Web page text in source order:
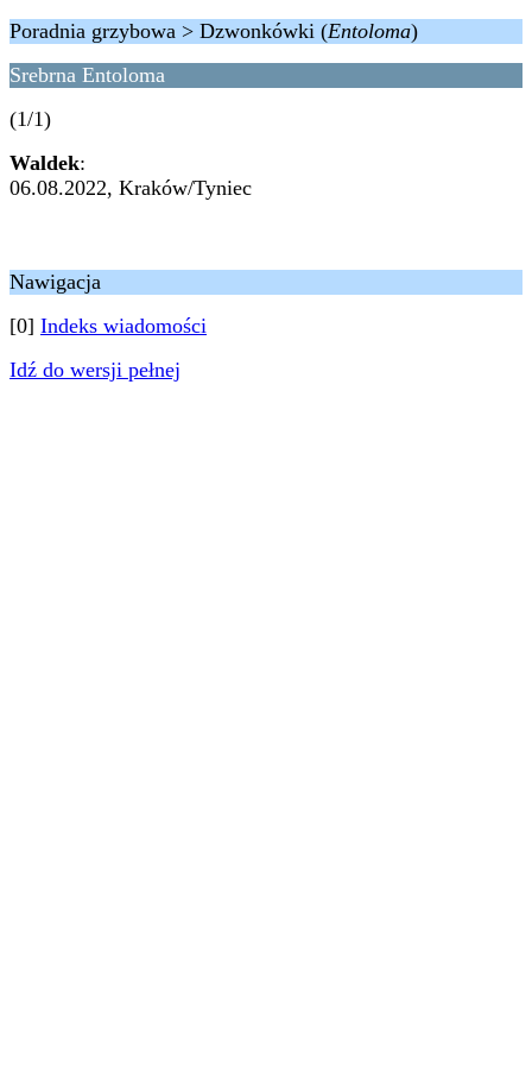
Poradnia grzybowa > Dzwonkówki (Entoloma)
Srebrna Entoloma
(1/1)
Waldek:
06.08.2022, Kraków/Tyniec
Nawigacja
[0] Indeks wiadomości
Idź do wersji pełnej